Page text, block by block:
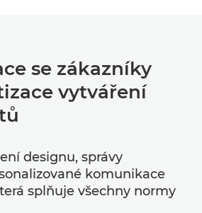
se zákazníky
vytváření
designu, správy
komunikace
splňuje všechny normy